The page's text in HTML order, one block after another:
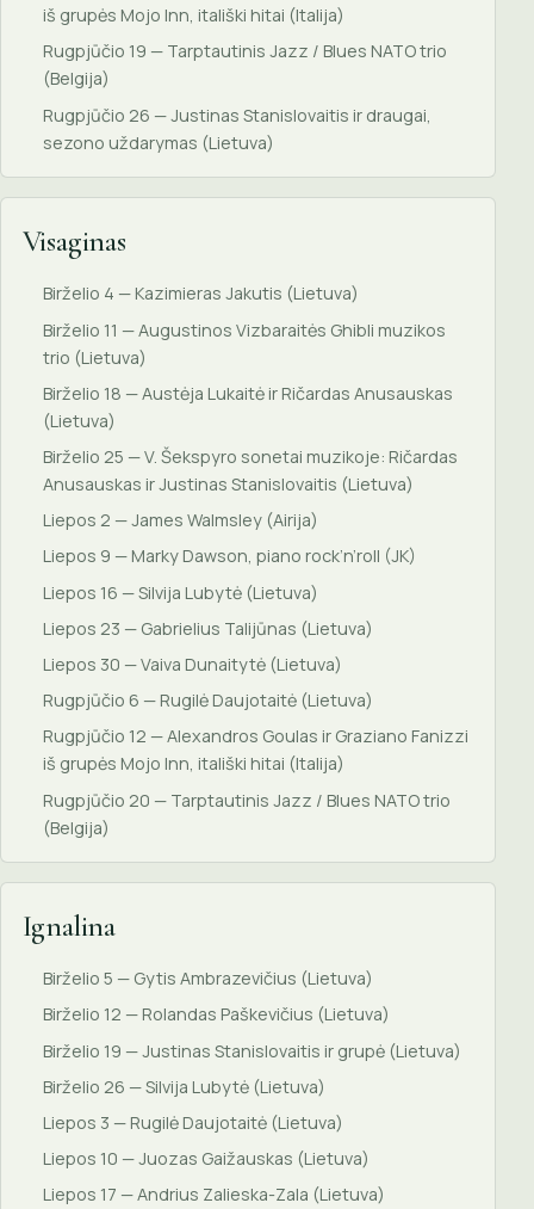
iš grupės Mojo Inn, itališki hitai (Italija)
Rugpjūčio 19 — Tarptautinis Jazz / Blues NATO trio
(Belgija)
Rugpjūčio 26 — Justinas Stanislovaitis ir draugai,
sezono uždarymas (Lietuva)
Visaginas
Birželio 4 — Kazimieras Jakutis (Lietuva)
Birželio 11 — Augustinos Vizbaraitės Ghibli muzikos
trio (Lietuva)
Birželio 18 — Austėja Lukaitė ir Ričardas Anusauskas
(Lietuva)
Birželio 25 — V. Šekspyro sonetai muzikoje: Ričardas
Anusauskas ir Justinas Stanislovaitis (Lietuva)
Liepos 2 — James Walmsley (Airija)
Liepos 9 — Marky Dawson, piano rock’n’roll (JK)
Liepos 16 — Silvija Lubytė (Lietuva)
Liepos 23 — Gabrielius Talijūnas (Lietuva)
Liepos 30 — Vaiva Dunaitytė (Lietuva)
Rugpjūčio 6 — Rugilė Daujotaitė (Lietuva)
Rugpjūčio 12 — Alexandros Goulas ir Graziano Fanizzi
iš grupės Mojo Inn, itališki hitai (Italija)
Rugpjūčio 20 — Tarptautinis Jazz / Blues NATO trio
(Belgija)
Ignalina
Birželio 5 — Gytis Ambrazevičius (Lietuva)
Birželio 12 — Rolandas Paškevičius (Lietuva)
Birželio 19 — Justinas Stanislovaitis ir grupė (Lietuva)
Birželio 26 — Silvija Lubytė (Lietuva)
Liepos 3 — Rugilė Daujotaitė (Lietuva)
Liepos 10 — Juozas Gaižauskas (Lietuva)
Liepos 17 — Andrius Zalieska-Zala (Lietuva)